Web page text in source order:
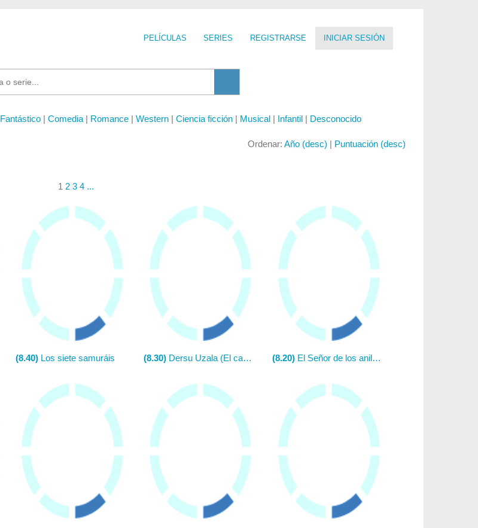
PELÍCULAS SERIES REGISTRARSE INICIAR SESIÓN
Fantástico | Comedia | Romance | Western | Ciencia ficción | Musical | Infantil | Desconocido
Ordenar: Año (desc) | Puntuación (desc)
1 2 3 4 ...
(8.40) Los siete samuráis (8.30) Dersu Uzala (El cazador) (8.20) El Señor de los anillos: El retorno del rey